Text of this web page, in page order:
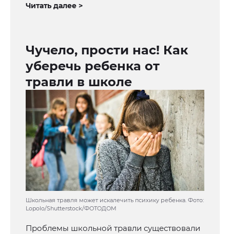
Читать далее >
Чучело, прости нас! Как
уберечь ребенка от
травли в школе
Школьная травля может искалечить психику ребенка. Фото:
Lopolo/Shutterstock/ФОТОДОМ
Проблемы школьной травли существовали